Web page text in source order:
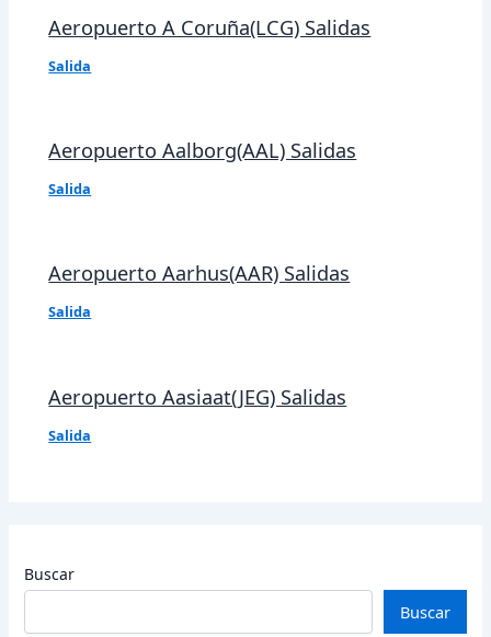
Aeropuerto A Coruña(LCG) Salidas
Salida
Aeropuerto Aalborg(AAL) Salidas
Salida
Aeropuerto Aarhus(AAR) Salidas
Salida
Aeropuerto Aasiaat(JEG) Salidas
Salida
Buscar
Buscar